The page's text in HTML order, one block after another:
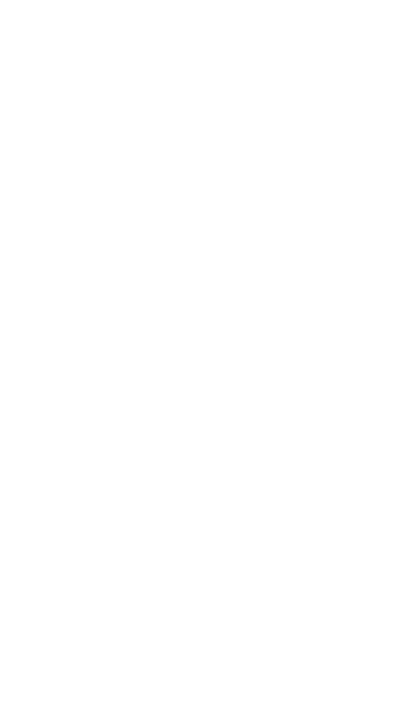
Domovinski rat nikada nije bio građanski
svoj povratak: Zašto Vukovar nikada nije „pao“